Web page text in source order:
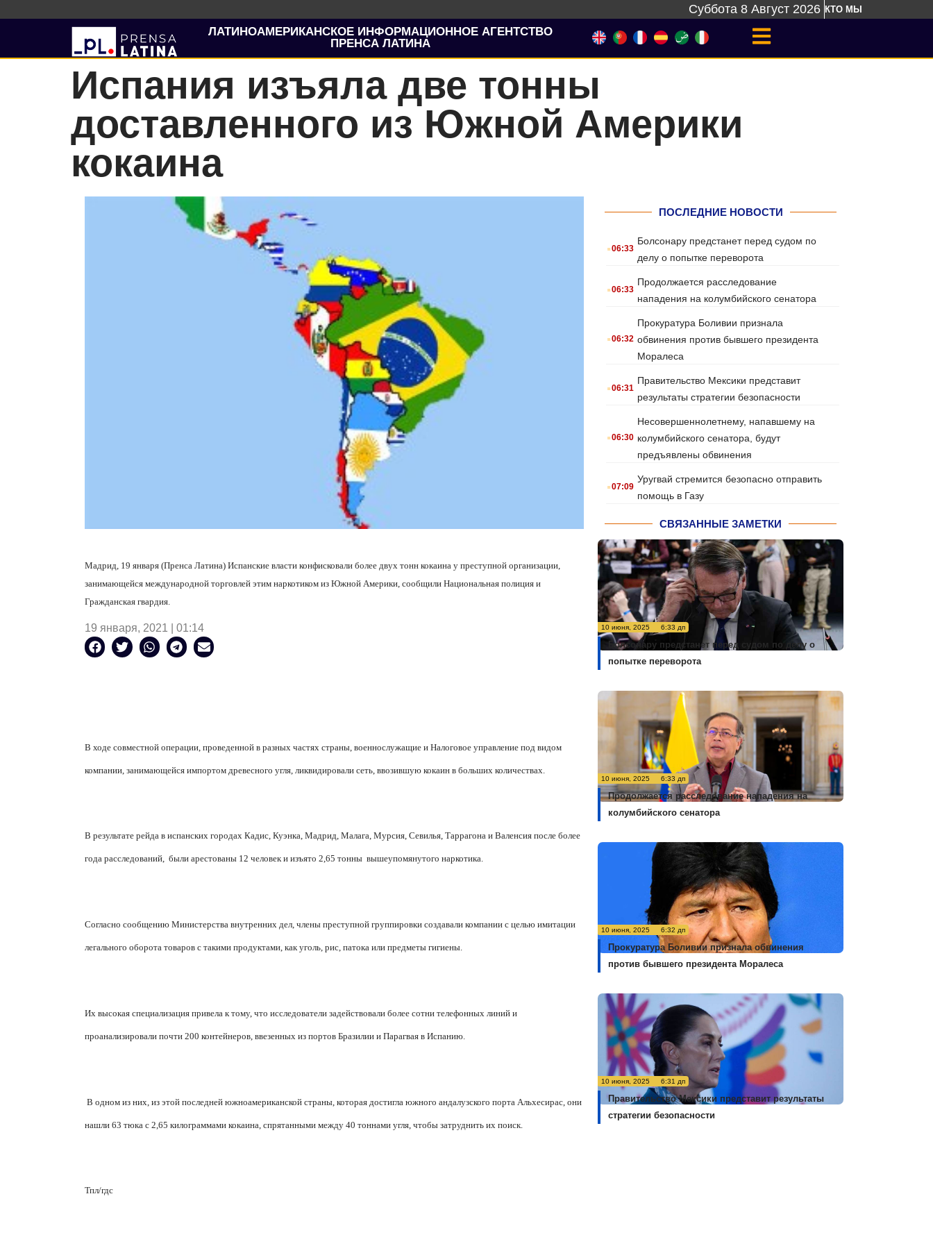
Суббота 8 Август 2026 КТО МЫ
ЛАТИНОАМЕРИКАНСКОЕ ИНФОРМАЦИОННОЕ АГЕНТСТВО
ПРЕНСА ЛАТИНА
Испания изъяла две тонны
доставленного из Южной Америки
кокаина
Мадрид, 19 января (Пренса Латина) Испанские власти конфисковали более двух тонн кокаина у преступной организации,
занимающейся международной торговлей этим наркотиком из Южной Америки, сообщили Национальная полиция и
Гражданская гвардия.
19 января, 2021 | 01:14
В ходе совместной операции, проведенной в разных частях страны, военнослужащие и Налоговое управление под видом
компании, занимающейся импортом древесного угля, ликвидировали сеть, ввозившую кокаин в больших количествах.
В результате рейда в испанских городах Кадис, Куэнка, Мадрид, Малага, Мурсия, Севилья, Таррагона и Валенсия после более
года расследований, были арестованы 12 человек и изъято 2,65 тонны вышеупомянутого наркотика.
Согласно сообщению Министерства внутренних дел, члены преступной группировки создавали компании с целью имитации
легального оборота товаров с такими продуктами, как уголь, рис, патока или предметы гигиены.
Их высокая специализация привела к тому, что исследователи задействовали более сотни телефонных линий и
проанализировали почти 200 контейнеров, ввезенных из портов Бразилии и Парагвая в Испанию.
В одном из них, из этой последней южноамериканской страны, которая достигла южного андалузского порта Альхесирас, они
нашли 63 тюка с 2,65 килограммами кокаина, спрятанными между 40 тоннами угля, чтобы затруднить их поиск.
Тпл/гдс
ПОСЛЕДНИЕ НОВОСТИ
.06:33
Болсонару предстанет перед судом по
делу о попытке переворота
.06:33
Продолжается расследование
нападения на колумбийского сенатора
.06:32
Прокуратура Боливии признала
обвинения против бывшего президента
Моралеса
.06:31
Правительство Мексики представит
результаты стратегии безопасности
.06:30
Несовершеннолетнему, напавшему на
колумбийского сенатора, будут
предъявлены обвинения
.07:09
Уругвай стремится безопасно отправить
помощь в Газу
СВЯЗАННЫЕ ЗАМЕТКИ
10 июня, 2025 6:33 дп
Болсонару предстанет перед судом по делу о
попытке переворота
10 июня, 2025 6:33 дп
Продолжается расследование нападения на
колумбийского сенатора
10 июня, 2025 6:32 дп
Прокуратура Боливии признала обвинения
против бывшего президента Моралеса
10 июня, 2025 6:31 дп
Правительство Мексики представит результаты
стратегии безопасности